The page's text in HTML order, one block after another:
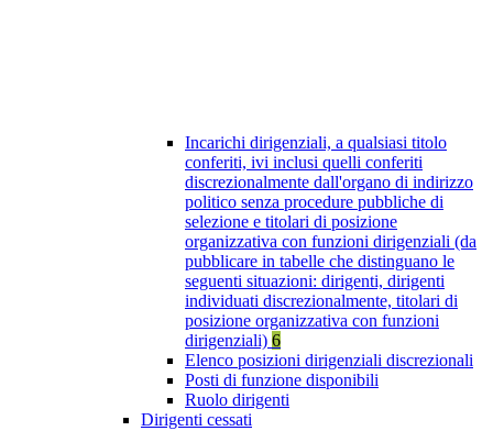
Incarichi dirigenziali, a qualsiasi titolo
conferiti, ivi inclusi quelli conferiti
discrezionalmente dall'organo di indirizzo
politico senza procedure pubbliche di
selezione e titolari di posizione
organizzativa con funzioni dirigenziali (da
pubblicare in tabelle che distinguano le
seguenti situazioni: dirigenti, dirigenti
individuati discrezionalmente, titolari di
posizione organizzativa con funzioni
dirigenziali) 6
Elenco posizioni dirigenziali discrezionali
Posti di funzione disponibili
Ruolo dirigenti
Dirigenti cessati